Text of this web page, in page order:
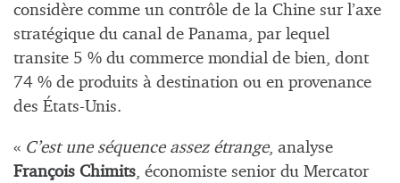
considère comme un contrôle de la Chine sur l’axe
stratégique du canal de Panama, par lequel
transite 5 % du commerce mondial de bien, dont
74 % de produits à destination ou en provenance
des États-Unis.
« C’est une séquence assez étrange, analyse
François Chimits, économiste senior du Mercator